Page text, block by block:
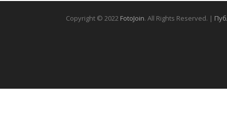
Copyright © 2022 FotoJoin. All Rights Reserved. |